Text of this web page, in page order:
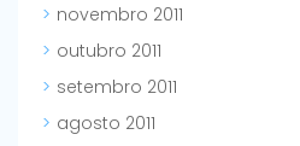
novembro 2011
outubro 2011
setembro 2011
agosto 2011